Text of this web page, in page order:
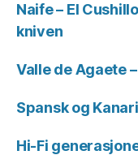
Naife – El
kniven
Valle de Agaete
Spansk og
Hi-Fi